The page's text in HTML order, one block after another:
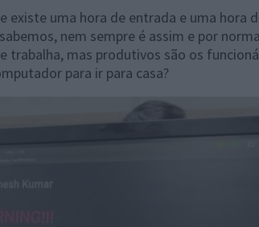
uma hora de entrada e uma hora
nem sempre é assim e por
trabalha, mas produtivos são os
para ir para casa?